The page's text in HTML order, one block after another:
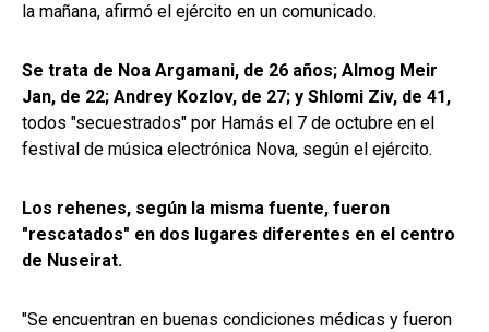
la mañana, afirmó el ejército en un comunicado.
Se trata de Noa Argamani, de 26 años; Almog Meir
Jan, de 22; Andrey Kozlov, de 27; y Shlomi Ziv, de 41,
todos "secuestrados" por Hamás el 7 de octubre en el
festival de música electrónica Nova, según el ejército.
Los rehenes, según la misma fuente, fueron
"rescatados" en dos lugares diferentes en el centro
de Nuseirat.
"Se encuentran en buenas condiciones médicas y fueron